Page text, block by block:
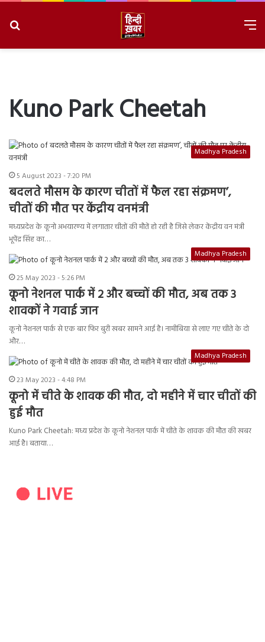
Kuno Park Cheetah
Madhya Pradesh
5 August 2023 - 7:20 PM
बदलते मौसम के कारण चीतों में फैल रहा संक्रमण’,
चीतों की मौत पर केंद्रीय वनमंत्री
मध्यप्रदेश के कूनो अभयारण्य में लगातार चीतों की मौतें हो रही है जिसे लेकर केंद्रीय वन मंत्री
भूपेंद्र सिंह का…
Madhya Pradesh
25 May 2023 - 5:26 PM
कूनो नेशनल पार्क में 2 और बच्चों की मौत, अब तक 3
शावकों ने गवाई जान
कूनो नेशनल पार्क से एक बार फिर बुरी खबर सामने आई है। नामीबिया से लाए गए चीते के दो
और…
Madhya Pradesh
23 May 2023 - 4:48 PM
कूनो में चीते के शावक की मौत, दो महीने में चार चीतों की
हुई मौत
Kuno Park Cheetah: मध्य प्रदेश के कूनो नेशनल पार्क में चीते के शावक की मौत की खबर
आई है। बताया…